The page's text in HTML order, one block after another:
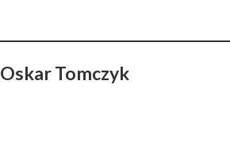
Oskar Tomczyk